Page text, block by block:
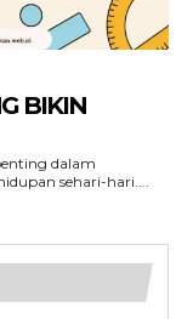
BIKIN
dalam
sehari-hari....